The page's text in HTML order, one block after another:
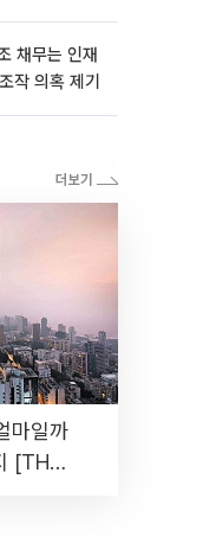
채무는 인재
작 의혹 제기
마일까
[THE